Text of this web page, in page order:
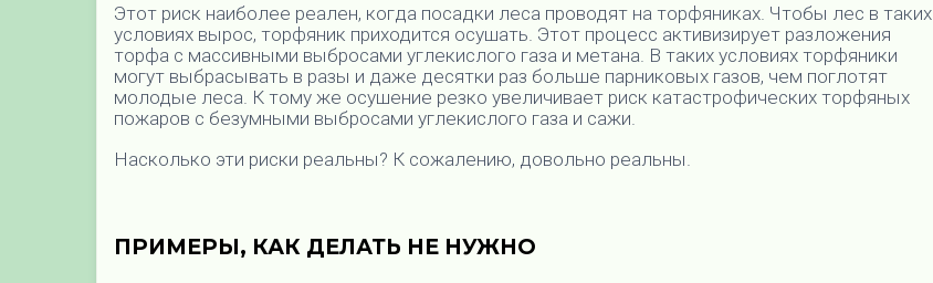
Этот риск наиболее реален, когда посадки леса проводят на торфяниках. Чтобы лес в таких
условиях вырос, торфяник приходится осушать. Этот процесс активизирует разложения
торфа с массивными выбросами углекислого газа и метана. В таких условиях торфяники
могут выбрасывать в разы и даже десятки раз больше парниковых газов, чем поглотят
молодые леса. К тому же осушение резко увеличивает риск катастрофических торфяных
пожаров с безумными выбросами углекислого газа и сажи.
Насколько эти риски реальны? К сожалению, довольно реальны.
ПРИМЕРЫ, КАК ДЕЛАТЬ НЕ НУЖНО